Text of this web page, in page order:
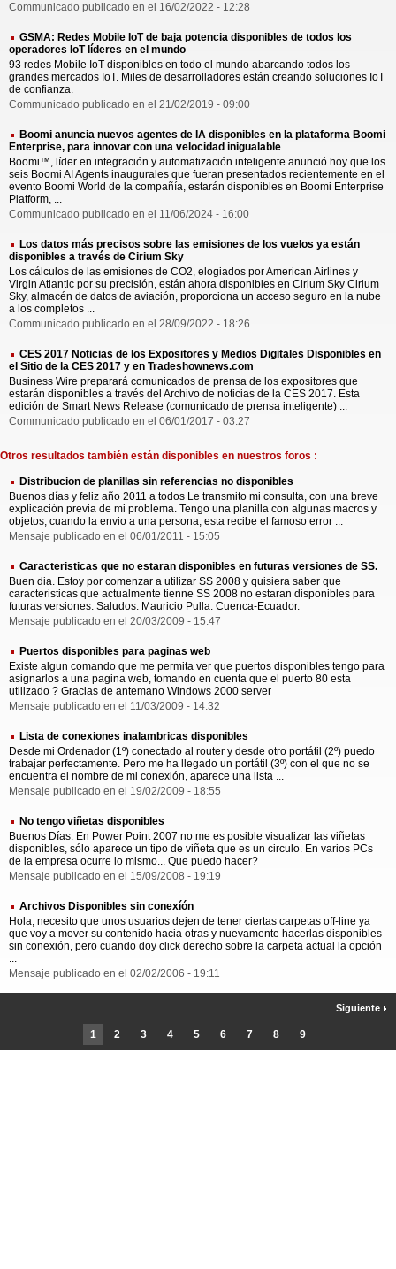
Communicado publicado en el 16/02/2022 - 12:28
GSMA: Redes Mobile IoT de baja potencia disponibles de todos los
operadores IoT líderes en el mundo
93 redes Mobile IoT disponibles en todo el mundo abarcando todos los
grandes mercados IoT. Miles de desarrolladores están creando soluciones IoT
de confianza.
Communicado publicado en el 21/02/2019 - 09:00
Boomi anuncia nuevos agentes de IA disponibles en la plataforma Boomi
Enterprise, para innovar con una velocidad inigualable
Boomi™, líder en integración y automatización inteligente anunció hoy que los
seis Boomi AI Agents inaugurales que fueran presentados recientemente en el
evento Boomi World de la compañía, estarán disponibles en Boomi Enterprise
Platform, ...
Communicado publicado en el 11/06/2024 - 16:00
Los datos más precisos sobre las emisiones de los vuelos ya están
disponibles a través de Cirium Sky
Los cálculos de las emisiones de CO2, elogiados por American Airlines y
Virgin Atlantic por su precisión, están ahora disponibles en Cirium Sky Cirium
Sky, almacén de datos de aviación, proporciona un acceso seguro en la nube
a los completos ...
Communicado publicado en el 28/09/2022 - 18:26
CES 2017 Noticias de los Expositores y Medios Digitales Disponibles en
el Sitio de la CES 2017 y en Tradeshownews.com
Business Wire preparará comunicados de prensa de los expositores que
estarán disponibles a través del Archivo de noticias de la CES 2017. Esta
edición de Smart News Release (comunicado de prensa inteligente) ...
Communicado publicado en el 06/01/2017 - 03:27
Otros resultados también están disponibles en nuestros foros :
Distribucion de planillas sin referencias no disponibles
Buenos días y feliz año 2011 a todos Le transmito mi consulta, con una breve
explicación previa de mi problema. Tengo una planilla con algunas macros y
objetos, cuando la envio a una persona, esta recibe el famoso error ...
Mensaje publicado en el 06/01/2011 - 15:05
Caracteristicas que no estaran disponibles en futuras versiones de SS.
Buen dia. Estoy por comenzar a utilizar SS 2008 y quisiera saber que
caracteristicas que actualmente tienne SS 2008 no estaran disponibles para
futuras versiones. Saludos. Mauricio Pulla. Cuenca-Ecuador.
Mensaje publicado en el 20/03/2009 - 15:47
Puertos disponibles para paginas web
Existe algun comando que me permita ver que puertos disponibles tengo para
asignarlos a una pagina web, tomando en cuenta que el puerto 80 esta
utilizado ? Gracias de antemano Windows 2000 server
Mensaje publicado en el 11/03/2009 - 14:32
Lista de conexiones inalambricas disponibles
Desde mi Ordenador (1º) conectado al router y desde otro portátil (2º) puedo
trabajar perfectamente. Pero me ha llegado un portátil (3º) con el que no se
encuentra el nombre de mi conexión, aparece una lista ...
Mensaje publicado en el 19/02/2009 - 18:55
No tengo viñetas disponibles
Buenos Días: En Power Point 2007 no me es posible visualizar las viñetas
disponibles, sólo aparece un tipo de viñeta que es un circulo. En varios PCs
de la empresa ocurre lo mismo... Que puedo hacer?
Mensaje publicado en el 15/09/2008 - 19:19
Archivos Disponibles sin conexíón
Hola, necesito que unos usuarios dejen de tener ciertas carpetas off-line ya
que voy a mover su contenido hacia otras y nuevamente hacerlas disponibles
sin conexión, pero cuando doy click derecho sobre la carpeta actual la opción
...
Mensaje publicado en el 02/02/2006 - 19:11
1 2 3 4 5 6 7 8 9
Siguiente